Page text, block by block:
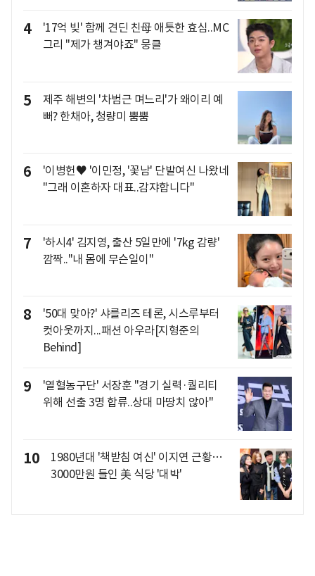
4
'17억 빚' 함께 견딘 친母 애틋한 효심..MC
그리 "제가 챙겨야죠" 뭉클
5
제주 해변의 '차범근 며느리'가 왜이리 예
뻐? 한채아, 청량미 뿜뿜
6
'이병헌♥ '이민정, '꽃남' 단발여신 나왔네
"그래 이혼하자 대표..감쟈합니다"
7
'하시4' 김지영, 출산 5일만에 '7kg 감량'
깜짝.."내 몸에 무슨일이"
8
'50대 맞아?' 샤를리즈 테론, 시스루부터
컷아웃까지...패션 아우라[지형준의
Behind]
9
'열혈농구단' 서장훈 "경기 실력·퀄리티
위해 선출 3명 합류..상대 마땅치 않아"
10
1980년대 '책받침 여신' 이지연 근황…
3000만원 들인 美 식당 '대박'